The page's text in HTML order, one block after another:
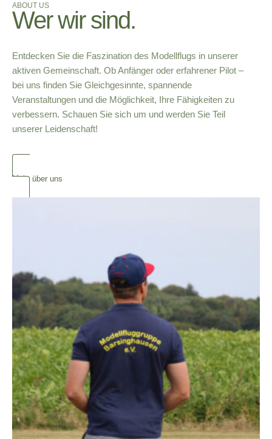
ABOUT US
Wer wir sind.
Entdecken Sie die Faszination des Modellflugs in unserer
aktiven Gemeinschaft. Ob Anfänger oder erfahrener Pilot –
bei uns finden Sie Gleichgesinnte, spannende
Veranstaltungen und die Möglichkeit, Ihre Fähigkeiten zu
verbessern. Schauen Sie sich um und werden Sie Teil
unserer Leidenschaft!
Mehr über uns